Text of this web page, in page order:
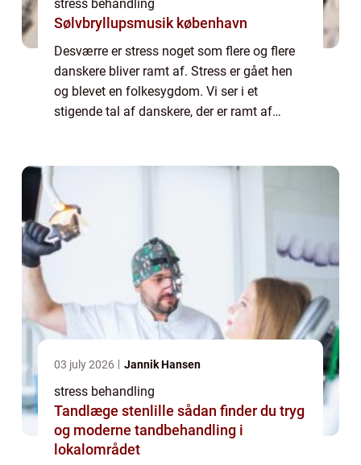
stress behandling
Sølvbryllupsmusik københavn
Desværre er stress noget som flere og flere
danskere bliver ramt af. Stress er gået hen
og blevet en folkesygdom. Vi ser i et
stigende tal af danskere, der er ramt af
03 july 2026 Jannik Hansen
stress behandling
Tandlæge stenlille sådan finder du tryg
og moderne tandbehandling i
lokalområdet